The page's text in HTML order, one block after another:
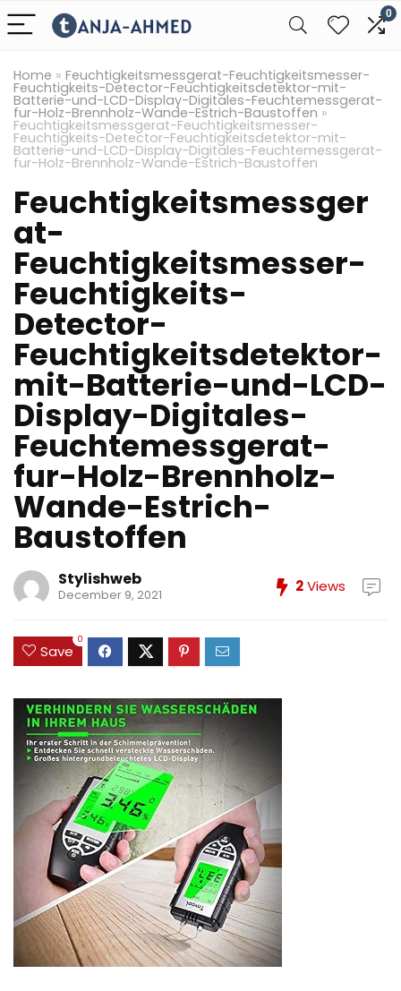
0
Home » Feuchtigkeitsmessgerat-Feuchtigkeitsmesser-
Feuchtigkeits-Detector-Feuchtigkeitsdetektor-mit-
Batterie-und-LCD-Display-Digitales-Feuchtemessgerat-
fur-Holz-Brennholz-Wande-Estrich-Baustoffen »
Feuchtigkeitsmessgerat-Feuchtigkeitsmesser-
Feuchtigkeits-Detector-Feuchtigkeitsdetektor-mit-
Batterie-und-LCD-Display-Digitales-Feuchtemessgerat-
fur-Holz-Brennholz-Wande-Estrich-Baustoffen
Feuchtigkeitsmessger
at-
Feuchtigkeitsmesser-
Feuchtigkeits-
Detector-
Feuchtigkeitsdetektor-
mit-Batterie-und-LCD-
Display-Digitales-
Feuchtemessgerat-
fur-Holz-Brennholz-
Wande-Estrich-
Baustoffen
Stylishweb
December 9, 2021 2Views
Save
0